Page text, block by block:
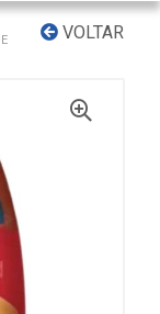
VOLTAR